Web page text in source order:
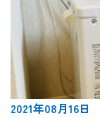
2021年08月16日